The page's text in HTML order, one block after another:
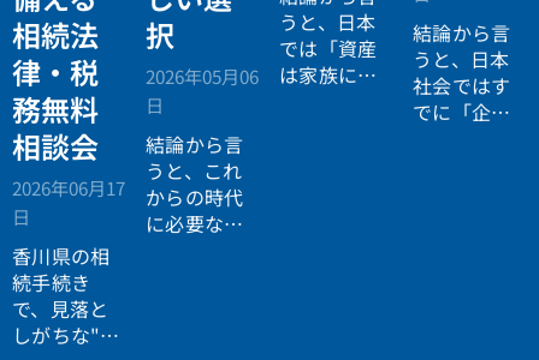
相続法
律・税
務無料
相談会
2026年06月17
日
香川県の相
続手続き
で、見落と
しがちな"落
択
2026年05月06
日
結論から言
うと、これ
からの時代
に必要なの
うと、日本
では「資産
は家族に引
結論から言
うと、日本
社会ではす
でに「企業